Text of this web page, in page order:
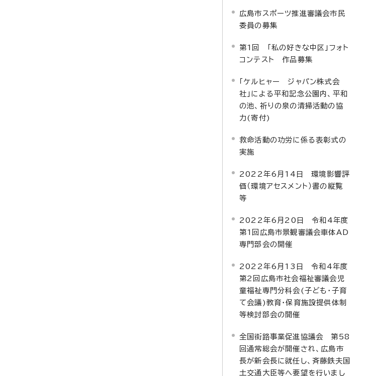
広島市スポーツ推進審議会市民
委員の募集
第1回 「私の好きな中区」フォト
コンテスト 作品募集
「ケルヒャー ジャパン株式会
社」による平和記念公園内、平和
の池、祈りの泉の清掃活動の協
力(寄付)
救命活動の功労に係る表彰式の
実施
2022年6月14日 環境影響評
価（環境アセスメント）書の縦覧
等
2022年6月20日 令和4年度
第1回広島市景観審議会車体AD
専門部会の開催
2022年6月13日 令和4年度
第2回広島市社会福祉審議会児
童福祉専門分科会(子ども・子育
て会議)教育・保育施設提供体制
等検討部会の開催
全国街路事業促進協議会 第58
回通常総会が開催され、広島市
長が新会長に就任し、斉藤鉄夫国
土交通大臣等へ要望を行いまし